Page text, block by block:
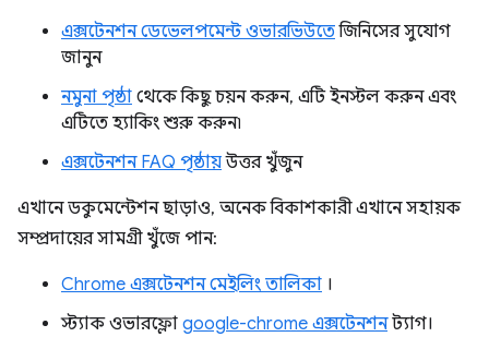
এক্সটেনশন ডেভেলপমেন্ট ওভারভিউতেজিনিসের সুযোগ
জানুন
নমুনা পৃষ্ঠা থেকে কিছু চয়ন করুন, এটি ইনস্টল করুন এবং
এটিতে হ্যাকিং শুরু করুন৷
এক্সটেনশন FAQ পৃষ্ঠায়উত্তর খুঁজুন
এখানে ডকুমেন্টেশন ছাড়াও, অনেক বিকাশকারী এখানে সহায়ক
সম্প্রদায়ের সামগ্রী খুঁজে পান:
Chrome এক্সটেনশন মেইলিং তালিকা ।
স্ট্যাক ওভারফ্লো google-chrome এক্সটেনশনট্যাগ।